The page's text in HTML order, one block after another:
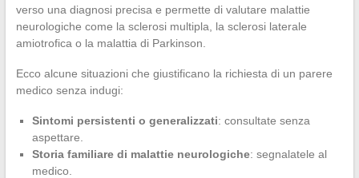
verso una diagnosi precisa e permette di valutare malattie
neurologiche come la sclerosi multipla, la sclerosi laterale
amiotrofica o la malattia di Parkinson.
Ecco alcune situazioni che giustificano la richiesta di un parere
medico senza indugi:
Sintomi persistenti o generalizzati: consultate senza
aspettare.
Storia familiare di malattie neurologiche: segnalatele al
medico.